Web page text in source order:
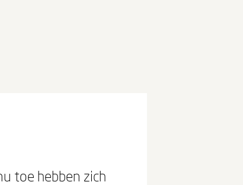
toe hebben zich